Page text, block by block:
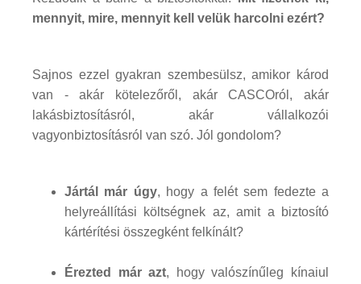
mennyit, mire, mennyit kell velük harcolni ezért?
Sajnos ezzel gyakran szembesülsz, amikor károd
van - akár kötelezőről, akár CASCOról, akár
lakásbiztosításról, akár vállalkozói
vagyonbiztosításról van szó. Jól gondolom?
Jártál már úgy, hogy a felét sem fedezte a
helyreállítási költségnek az, amit a biztosító
kártérítési összegként felkínált?
Érezted már azt, hogy valószínűleg kínaiul